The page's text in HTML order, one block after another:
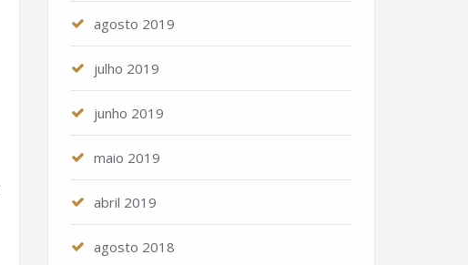
agosto 2019
julho 2019
junho 2019
maio 2019
abril 2019
agosto 2018